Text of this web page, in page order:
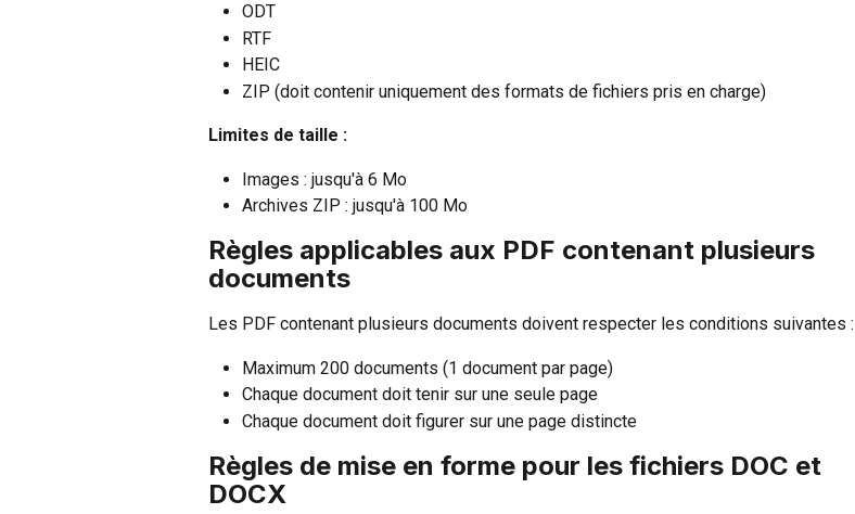
ODT
RTF
HEIC
ZIP (doit contenir uniquement des formats de fichiers pris en charge)
Limites de taille :
Images : jusqu'à 6 Mo
Archives ZIP : jusqu'à 100 Mo
Règles applicables aux PDF contenant plusieurs
documents
Les PDF contenant plusieurs documents doivent respecter les conditions suivantes :
Maximum 200 documents (1 document par page)
Chaque document doit tenir sur une seule page
Chaque document doit figurer sur une page distincte
Règles de mise en forme pour les fichiers DOC et
DOCX